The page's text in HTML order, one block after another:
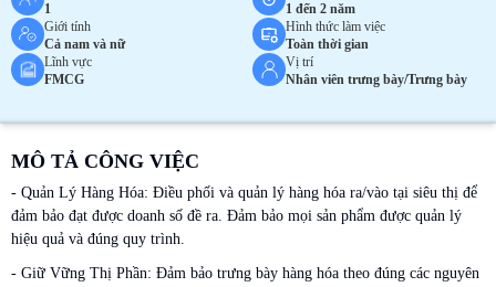
1
1 đến 2 năm
Giới tính
Cả nam và nữ
Hình thức làm việc
Toàn thời gian
Lĩnh vực
FMCG
Vị trí
Nhân viên trưng bày/Trưng bày
MÔ TẢ CÔNG VIỆC
- Quản Lý Hàng Hóa: Điều phối và quản lý hàng hóa ra/vào tại siêu thị để
đảm bảo đạt được doanh số đề ra. Đảm bảo mọi sản phẩm được quản lý
hiệu quả và đúng quy trình.
- Giữ Vững Thị Phần: Đảm bảo trưng bày hàng hóa theo đúng các nguyên